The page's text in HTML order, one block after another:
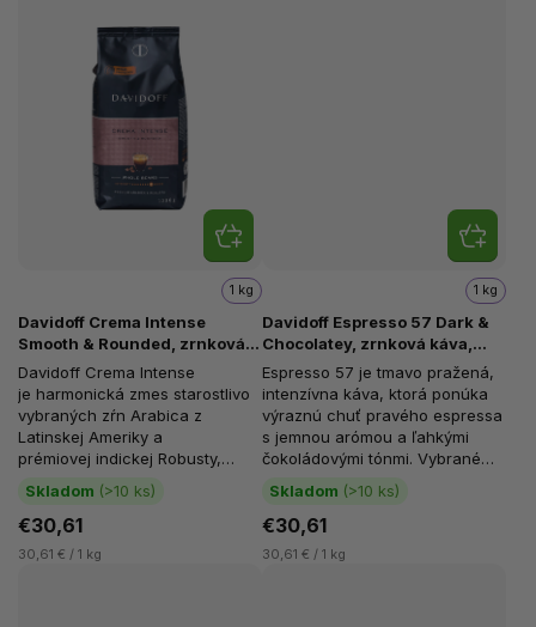
Davidoff Crema Intense
Smooth & Rounded, zrnková
káva, Arabica a Robusta, 1 kg
Skladom (>10 ks)
1 kg
€30,61
30,61 € / 1 kg
Davidoff Crema Intense
je harmonická zmes starostlivo
vybraných zŕn Arabica z
Latinskej Ameriky a
prémiovej indickej Robusty,
ktorá prináša skutočne...
Davidoff Espresso 57 Dark &
Chocolatey, zrnková káva,
100 % Arabica, 1 kg
Skladom (>10 ks)
1 kg
€30,61
30,61 € / 1 kg
Espresso 57 je tmavo pražená,
intenzívna káva, ktorá ponúka
výraznú chuť pravého espressa
s jemnou arómou a ľahkými
čokoládovými tónmi. Vybrané
zrná 100 % Arabicy zo...